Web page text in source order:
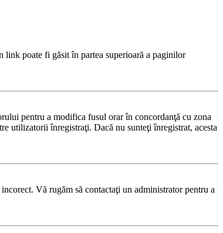
link poate fi găsit în partea superioară a paginilor
pentru a modifica fusul orar în concordanţă cu zona
utilizatorii înregistraţi. Dacă nu sunteţi înregistrat, acesta
Vă rugăm să contactaţi un administrator pentru a